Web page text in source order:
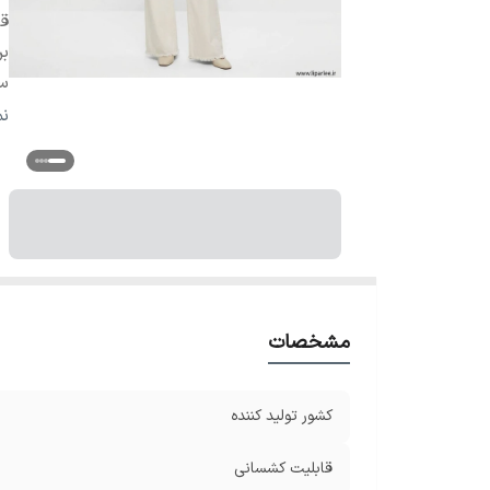
مشخصات
کشور تولید کننده
قابلیت کشسانی